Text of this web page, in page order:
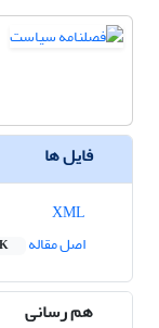
فایل ها
اصل مقاله
هم رسانی